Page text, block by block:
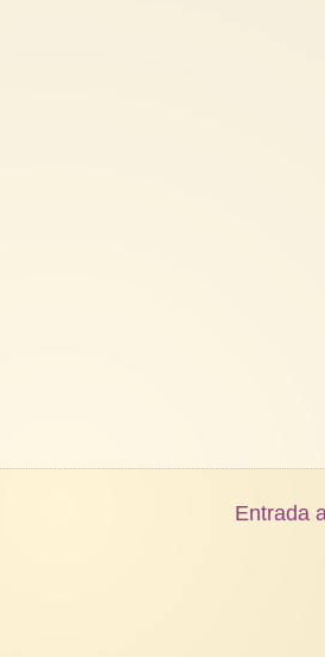
Entrada